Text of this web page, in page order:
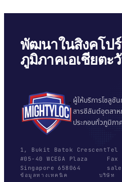
พัฒนาในสิงคโปร์
ภูมิภาคเอเชียตะ
ผู้ให้บริการโซลู
สารซีลันต์อุตสาห
ประกอบทั่วภูมิภา
1, Bukit Batok Crescent
#05-40 WCEGA Plaza
Singapore 658064
Tel
Fax
ข้อมูลทางเทคนิค บริษัท